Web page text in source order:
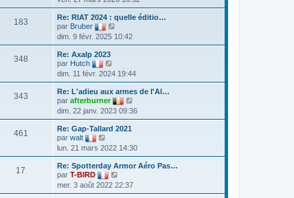
e
s
s
e
e
r
i
e
s
s
a
g
e
i
l
d
e
i
e
m
e
s
s
a
e
183
Re: RIAT 2024 : quelle éditio…
par Bruber
o
i
d
e
r
n
i
e
r
m
s
s
a
g
e
dim. 9 févr. 2025 10:42
348
Re: Axalp 2023
par Hutch
o
i
l
e
d
e
r
i
e
r
m
e
s
s
dim. 11 févr. 2024 19:44
343
Re: L'adieu aux armes de l'Al…
par afterburner
o
i
d
e
r
dim. 22 janv. 2023 09:36
461
Re: Gap-Tallard 2021
par walt
o
i
l
e
d
e
lun. 21 mars 2022 14:30
17
Re: Spotterday Armor Aéro Pas…
par T-BIRD
o
i
mer. 3 août 2022 22:37